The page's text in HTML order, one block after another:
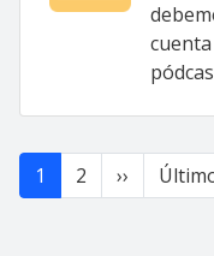
Paginación
1 2 ››